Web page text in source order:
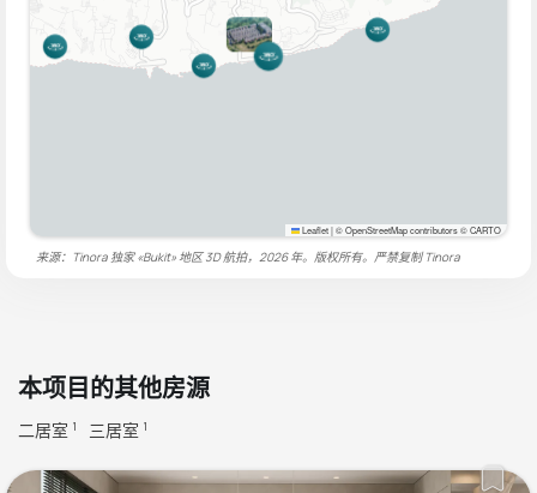
Leaflet|© OpenStreetMap contributors © CARTO
来源：Tinora 独家 «Bukit» 地区 3D 航拍，2026 年。版权所有。严禁复制Tinora
本项目的其他房源
二居室 1 三居室 1